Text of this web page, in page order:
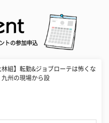
トの参加申込
林組】転勤&ジョブローテは怖くな
九州の現場から設